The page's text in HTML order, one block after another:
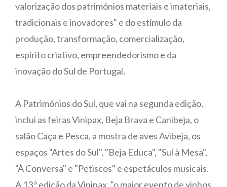
valorização dos patrimónios materiais e imateriais,
tradicionais e inovadores" e do estímulo da
produção, transformação, comercialização,
espírito criativo, empreendedorismo e da
inovação do Sul de Portugal.
A Patrimónios do Sul, que vai na segunda edição,
inclui as feiras Vinipax, Beja Brava e Canibeja, o
salão Caça e Pesca, a mostra de aves Avibeja, os
espaços "Artes do Sul", "Beja Educa", "Sul à Mesa",
"À Conversa" e "Petiscos" e espetáculos musicais.
A 13.ª edição da Vinipax, "o maior evento de vinhos